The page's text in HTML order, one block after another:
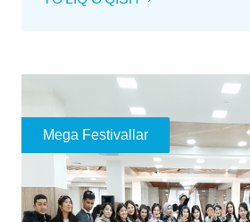
Mega Festivallar